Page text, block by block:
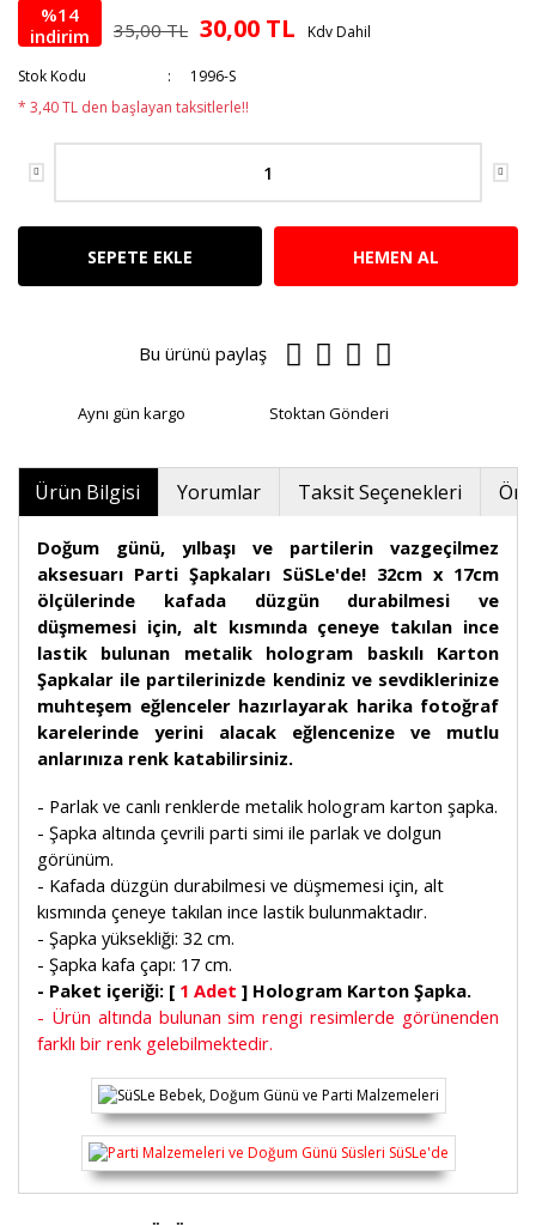
%14
indirim
35,00 TL 30,00 TL Kdv Dahil
Stok Kodu
1996-S
* 3,40 TL den başlayan taksitlerle!!
SEPETE EKLE HEMEN AL
Bu ürünü paylaş
Aynı gün kargo Stoktan Gönderi
Ürün Bilgisi Yorumlar Taksit Seçenekleri
Doğum günü, yılbaşı ve partilerin vazgeçilmez
aksesuarı Parti Şapkaları SüSLe'de! 32cm x 17cm
ölçülerinde kafada düzgün durabilmesi ve
düşmemesi için, alt kısmında çeneye takılan ince
lastik bulunan metalik hologram baskılı Karton
Şapkalar ile partilerinizde kendiniz ve sevdiklerinize
muhteşem eğlenceler hazırlayarak harika fotoğraf
karelerinde yerini alacak eğlencenize ve mutlu
anlarınıza renk katabilirsiniz.
- Parlak ve canlı renklerde metalik hologram karton şapka.
- Şapka altında çevrili parti simi ile parlak ve dolgun
görünüm.
- Kafada düzgün durabilmesi ve düşmemesi için, alt
kısmında çeneye takılan ince lastik bulunmaktadır.
- Şapka yüksekliği: 32 cm.
- Şapka kafa çapı: 17 cm.
- Paket içeriği: [ 1 Adet ] Hologram Karton Şapka.
- Ürün altında bulunan sim rengi resimlerde görünenden
farklı bir renk gelebilmektedir.
Bu ürünün fiyat bilgisi, resim, ürün açıklamalarında ve